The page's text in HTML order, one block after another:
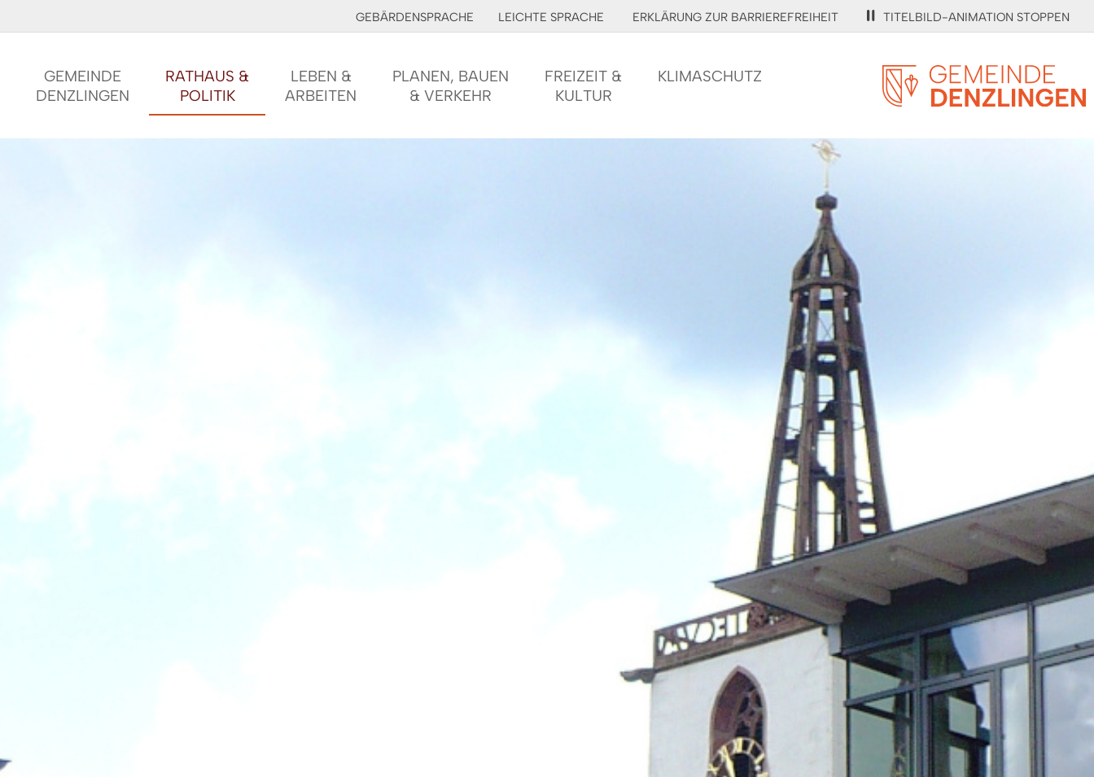
GEBÄRDENSPRACHE LEICHTE SPRACHE ERKLÄRUNG ZUR BARRIEREFREIHEIT TITELBILD-ANIMATION STOPPEN
GEMEINDE
DENZLINGEN
RATHAUS &
POLITIK
LEBEN &
ARBEITEN
PLANEN, BAUEN
& VERKEHR
FREIZEIT &
KULTUR
KLIMASCHUTZ